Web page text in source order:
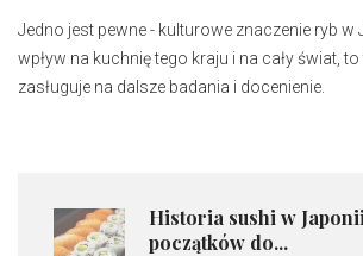
Jedno jest pewne - kulturowe znaczenie ryb w
wpływ na kuchnię tego kraju i na cały świat,
zasługuje na dalsze badania i docenienie.
Historia sushi w
początków do...